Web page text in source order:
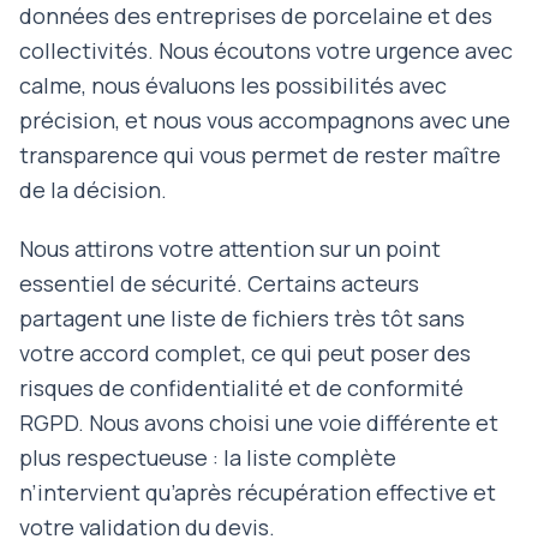
données des entreprises de porcelaine et des
collectivités. Nous écoutons votre urgence avec
calme, nous évaluons les possibilités avec
précision, et nous vous accompagnons avec une
transparence qui vous permet de rester maître
de la décision.
Nous attirons votre attention sur un point
essentiel de sécurité. Certains acteurs
partagent une liste de fichiers très tôt sans
votre accord complet, ce qui peut poser des
risques de confidentialité et de conformité
RGPD. Nous avons choisi une voie différente et
plus respectueuse : la liste complète
n’intervient qu’après récupération effective et
votre validation du devis.